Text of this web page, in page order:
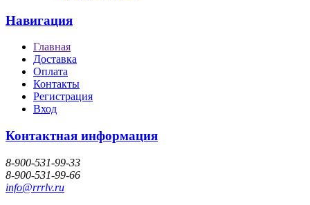
Навигация
Главная
Доставка
Оплата
Контакты
Регистрация
Вход
Контактная информация
8-900-531-99-33
8-900-531-99-66
info@rrrlv.ru